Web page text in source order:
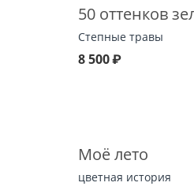
50 оттенков
Степные травы
8 500₽
Моё лето
цветная история